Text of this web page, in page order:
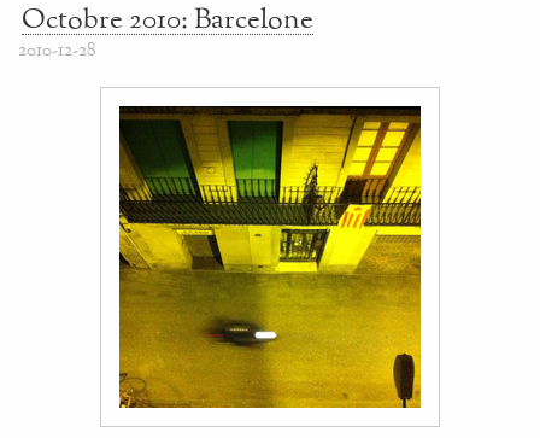
Octobre 2010: Barcelone
2010-12-28